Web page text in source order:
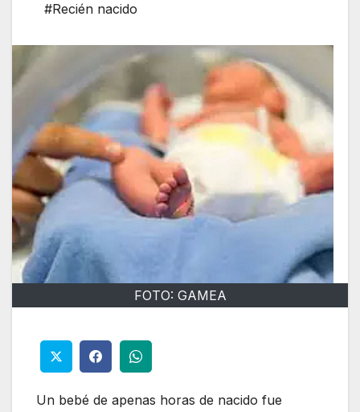
#Recién nacido
FOTO: GAMEA
Un bebé de apenas horas de nacido fue